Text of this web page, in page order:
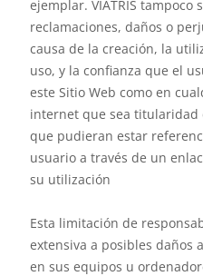
ejemplar. VIATRIS tampoco
reclamaciones, daños o
causa de la creación, la
uso, y la confianza que el
este Sitio Web como en
internet que sea titularidad
que pudieran estar
usuario a través de un
su utilización
Esta limitación de
extensiva a posibles daños
en sus equipos u